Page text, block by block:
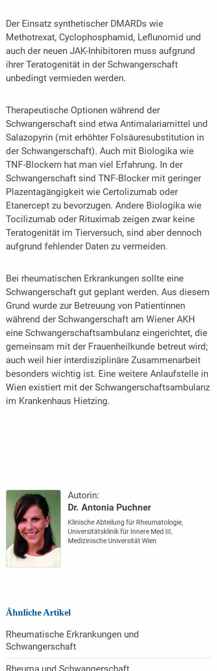
Der Einsatz synthetischer DMARDs wie
Methotrexat, Cyclophosphamid, Leflunomid und
auch der neuen JAK-Inhibitoren muss aufgrund
ihrer Teratogenität in der Schwangerschaft
unbedingt vermieden werden.
Therapeutische Optionen während der
Schwangerschaft sind etwa Antimalariamittel und
Salazopyrin (mit erhöhter Folsäuresubstitution in
der Schwangerschaft). Auch mit Biologika wie
TNF-Blockern hat man viel Erfahrung. In der
Schwangerschaft sind TNF-Blocker mit geringer
Plazentagängigkeit wie Certolizumab oder
Etanercept zu bevorzugen. Andere Biologika wie
Tocilizumab oder Rituximab zeigen zwar keine
Teratogenität im Tierversuch, sind aber dennoch
aufgrund fehlender Daten zu vermeiden.
Bei rheumatischen Erkrankungen sollte eine
Schwangerschaft gut geplant werden. Aus diesem
Grund wurde zur Betreuung von Patientinnen
während der Schwangerschaft am Wiener AKH
eine Schwangerschaftsambulanz eingerichtet, die
gemeinsam mit der Frauenheilkunde betreut wird;
auch weil hier interdisziplinäre Zusammenarbeit
besonders wichtig ist. Eine weitere Anlaufstelle in
Wien existiert mit der Schwangerschaftsambulanz
im Krankenhaus Hietzing.
Autorin:
Dr. Antonia Puchner
Klinische Abteilung für Rheumatologie,
Universitätsklinik für Innere Med III,
Medizinische Universität Wien
Ähnliche Artikel
Rheumatische Erkrankungen und
Schwangerschaft